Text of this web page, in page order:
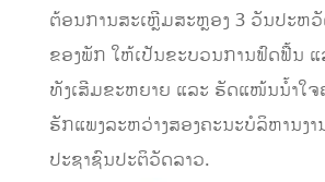
ຕ້ອນການສະເຫຼີມສະຫຼອງ 3 ວັນປະຫວັ
ຂອງພັກ ໃຫ້ເປັນຂະບວນການຟົດຟື້ນ ແ
ທັງເສີມຂະຫຍາຍ ແລະ ຮັດແໜ້ນນ້ຳໃ
ຮັກແພງລະຫວ່າງສອງຄະນະບໍລິຫານງ
ປະຊາຊົນປະຕິວັດລາວ.